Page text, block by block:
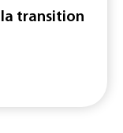
la transition